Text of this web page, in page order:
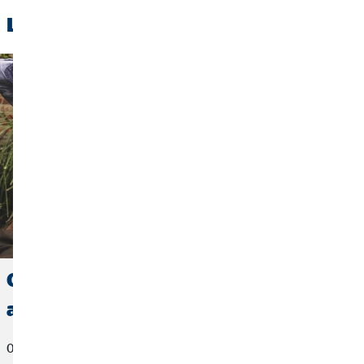
Leggi anche:
Organizzare una vacanza con gli
amici: costi, assicurazione e consigli
02. maggio 2025